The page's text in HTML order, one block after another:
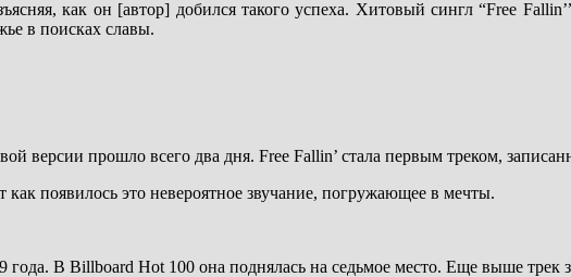
как он [автор] добился такого успеха. Хитовый сингл “Free
в поисках славы.
версии прошло всего два дня. Free Fallin’ стала первым треком,
появилось это невероятное звучание, погружающее в мечты.
года. В Billboard Hot 100 она поднялась на седьмое место. Еще выше